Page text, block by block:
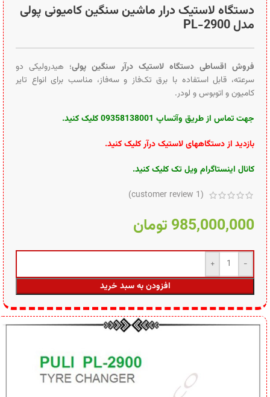
دستگاه لاستیک درار ماشین سنگین کامیونی پولی
مدل PL-2900
فروش اقساطی دستگاه لاستیک درآر سنگین پولی؛ هیدرولیکی دو
سرعته، قابل استفاده با برق تک‌فاز و سه‌فاز، مناسب برای انواع تایر
کامیون و اتوبوس و لودر.
جهت تماس از طریق وآتساپ 09358138001 کلیک کنید.
بازدید از دستگاههای لاستیک درآر کلیک کنید.
کانال اینستاگرام ویل تک کلیک کنید.
(
1
985,000,000 تومان
افزودن به سبد خرید